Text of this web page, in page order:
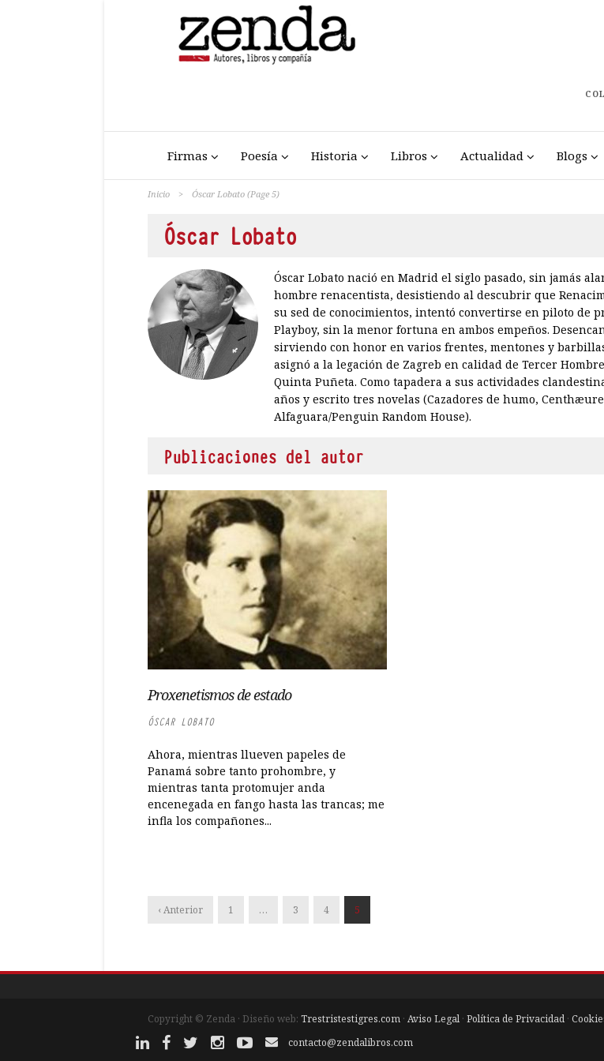
Firmas Poesía Historia Libros Actualidad Blogs
Inicio > Óscar Lobato (Page 5)
Óscar Lobato
Óscar Lobato nació en Madrid el siglo pasado, sin jamás
hombre renacentista, desistiendo al descubrir que
su sed de conocimientos, intentó convertirse en piloto de
Playboy, sin la menor fortuna en ambos empeños.
sirviendo con honor en varios frentes, mentones y
asignó a la legación de Zagreb en calidad de Tercer
Quinta Puñeta. Como tapadera a sus actividades
años y escrito tres novelas (Cazadores de humo,
Alfaguara/Penguin Random House).
Publicaciones del autor
Proxenetismos de estado
ÓSCAR LOBATO
Ahora, mientras llueven papeles de
Panamá sobre tanto prohombre, y
mientras tanta protomujer anda
encenegada en fango hasta las trancas; me
infla los compañones...
‹ Anterior 1 … 3 4 5
Copyright © Zenda · Diseño web: Trestristestigres.com · Aviso Legal · Política de Privacidad ·
contacto@zendalibros.com